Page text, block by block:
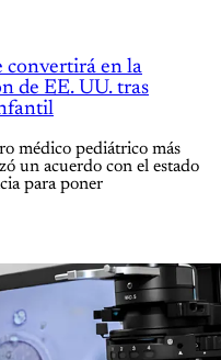
convertirá en la
de EE. UU. tras
médico pediátrico más
un acuerdo con el estado
para poner